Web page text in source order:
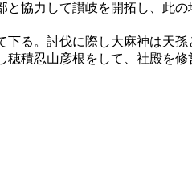
協力して讃岐を開拓し、此
る。討伐に際し大麻神は天
積忍山彦根をして、社殿を